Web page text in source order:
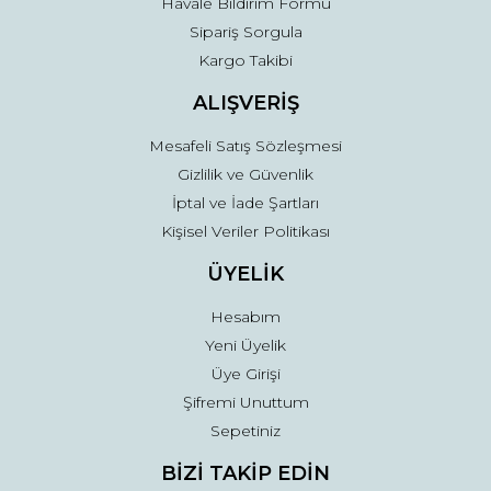
Gönder
Sipariş Sorgula
Kargo Takibi
ALIŞVERİŞ
Mesafeli Satış Sözleşmesi
Gizlilik ve Güvenlik
İptal ve İade Şartları
Kişisel Veriler Politikası
ÜYELİK
Hesabım
Yeni Üyelik
Üye Girişi
Şifremi Unuttum
Sepetiniz
BİZİ TAKİP EDİN